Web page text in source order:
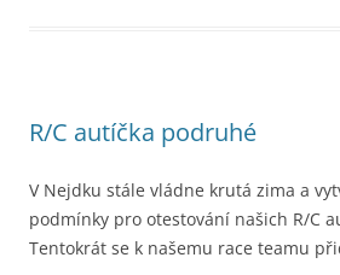
R/C autíčka podruhé
V Nejdku stále vládne krutá zima a
podmínky pro otestování našich R/C
Tentokrát se k našemu race teamu